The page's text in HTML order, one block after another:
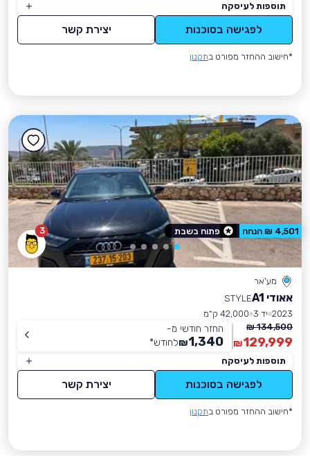
תוספות לעיסקה
לפגישה בסוכנות יצירת קשר
*חישוב ההחזר מפורט בתקנון
3
מע'אר
אאודי A1
STYLE
2023 יד 3
42,000 ק״מ
134,500 ₪
129,999
₪
החזר חודשי מ-
1,340
₪לחודש*
תוספות לעיסקה
לפגישה בסוכנות יצירת קשר
*חישוב ההחזר מפורט בתקנון
4,501 ₪ הנחה פתוח בשבת